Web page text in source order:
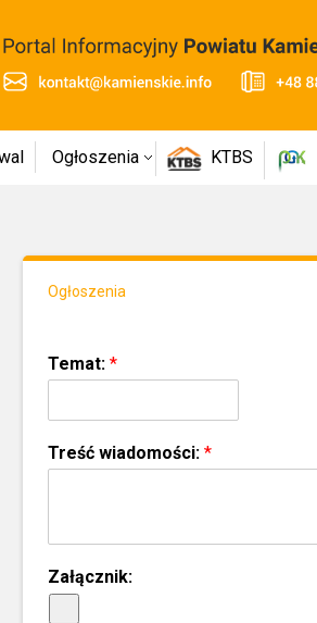
Ogłoszenia KTBS
Ogłoszenia
Temat: *
Treść wiadomości: *
Załącznik: